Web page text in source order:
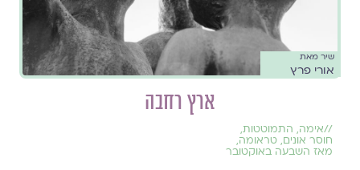
שיר מאת
אורי פרץ
ארץ רחבה
//אימה, התמוטטות,
חוסר אונים, טראומה,
מאז השבעה באוקטובר